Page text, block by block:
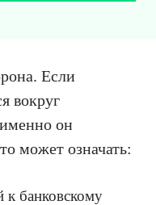
Если
вокруг
именно он
может означать:
к банковскому